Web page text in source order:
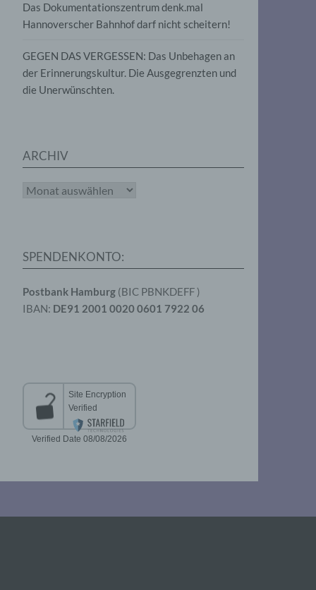
Das Dokumentationszentrum denk.mal
Hannoverscher Bahnhof darf nicht scheitern!
GEGEN DAS VERGESSEN: Das Unbehagen an
der Erinnerungskultur. Die Ausgegrenzten und
die Unerwünschten.
ARCHIV
Archiv
SPENDENKONTO:
Postbank Hamburg (BIC PBNKDEFF )
IBAN: DE91 2001 0020 0601 7922 06